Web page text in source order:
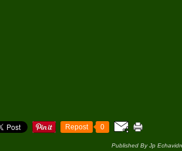
Repost 0
Published By Jp